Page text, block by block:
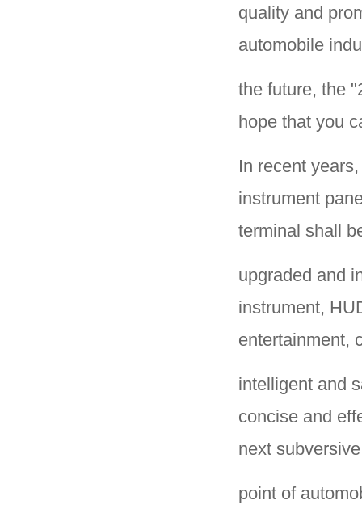
quality and
automobile
the future, the
hope that you
In recent
instrument
terminal shall
upgraded and
instrument,
entertainment,
intelligent and
concise and
next
point of